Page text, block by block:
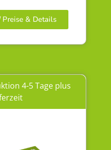
& Details
4-5 Tage plus